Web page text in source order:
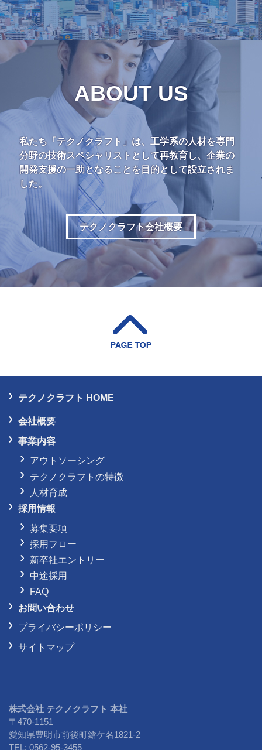
ABOUT US
私たち「テクノクラフト」は、工学系の人材を専門
分野の技術スペシャリストとして再教育し、企業の
開発支援の一助となることを目的として設立されま
した。
テクノクラフト会社概要
テクノクラフト HOME
会社概要
事業内容
アウトソーシング
テクノクラフトの特徴
人材育成
採用情報
募集要項
採用フロー
新卒社エントリー
中途採用
FAQ
お問い合わせ
プライバシーポリシー
サイトマップ
株式会社 テクノクラフト 本社
〒470-1151
愛知県豊明市前後町鎗ケ名1821-2
TEL: 0562-95-3455